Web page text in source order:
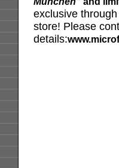
exclusive
store! Please
details: